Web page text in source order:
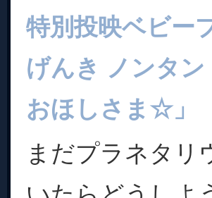
特別投映ベビー
げんき ノンタ
おほしさま☆」
まだプラネタリ